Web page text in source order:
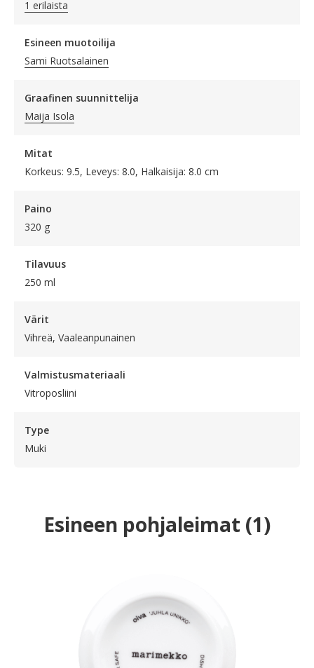
1 erilaista
Esineen muotoilija
Sami Ruotsalainen
Graafinen suunnittelija
Maija Isola
Mitat
Korkeus: 9.5, Leveys: 8.0, Halkaisija: 8.0 cm
Paino
320 g
Tilavuus
250 ml
Värit
Vihreä, Vaaleanpunainen
Valmistusmateriaali
Vitroposliini
Type
Muki
Esineen pohjaleimat (1)